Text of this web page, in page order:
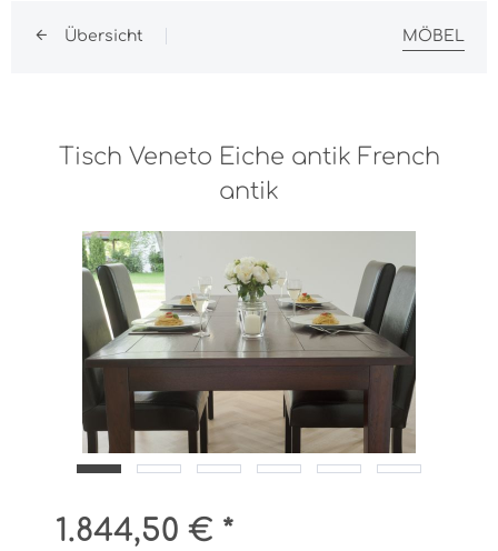
Übersicht MÖBEL
Tisch Veneto Eiche antik French
antik
1.844,50 € *